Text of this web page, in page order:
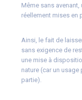
Même sans
réellement mises en
Ainsi, le fait de
sans exigence de
une mise à
nature (car un
partie).